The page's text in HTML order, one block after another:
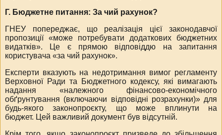
Г. Бюджетне питання: За чий рахунок?
ГНЕУ попереджає, що реалізація цієї законодавчої
пропозиції «може потребувати додаткових бюджетних
видатків». Це є прямою відповіддю на запитання
користувача «за чий рахунок».
Експерти вказують на недотримання вимог регламенту
Верховної Ради та Бюджетного кодексу, які вимагають
надання «належного фінансово-економічного
обґрунтування (включаючи відповідні розрахунки)» для
будь-якого законопроєкту, що може вплинути на
бюджет. Цей важливий документ був відсутній.